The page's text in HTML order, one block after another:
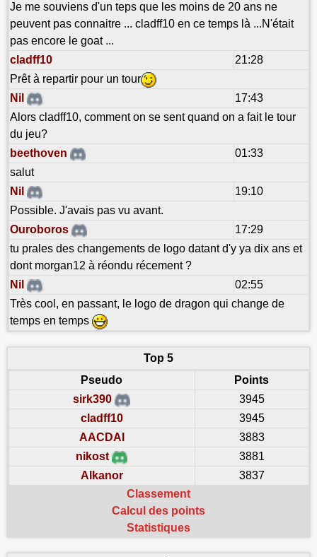
Je me souviens d'un teps que les moins de 20 ans ne
peuvent pas connaitre ... cladff10 en ce temps là ...N'était
pas encore le goat ...
cladff10
21:28
Prêt à repartir pour un tour
Nil
17:43
Alors cladff10, comment on se sent quand on a fait le tour
du jeu?
beethoven
01:33
salut
Nil
19:10
Possible. J'avais pas vu avant.
Ouroboros
17:29
tu prales des changements de logo datant d'y ya dix ans et
dont morgan12 à réondu récement ?
Nil
02:55
Très cool, en passant, le logo de dragon qui change de
temps en temps
Top 5
Pseudo
Points
sirk390
3945
cladff10
3945
AACDAI
3883
nikost
3881
Alkanor
3837
Classement
Calcul des points
Statistiques